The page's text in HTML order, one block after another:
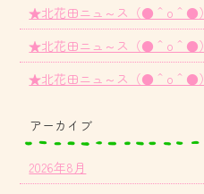
★北花田ニュ～ス（●＾o＾●）
★北花田ニュ～ス（●＾o＾●）
★北花田ニュ～ス（●＾o＾●）
アーカイブ
2026年8月